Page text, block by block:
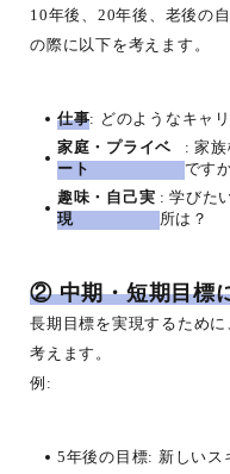
10年後、20年後、老後の
の際に以下を考えます。
仕事: どのようなキャ
家庭・プライベ
ート
: 家
です
趣味・自己実
現
: 学びた
所は？
② 中期・短期目標
長期目標を実現するため
考えます。
例:
5年後の目標: 新しいス